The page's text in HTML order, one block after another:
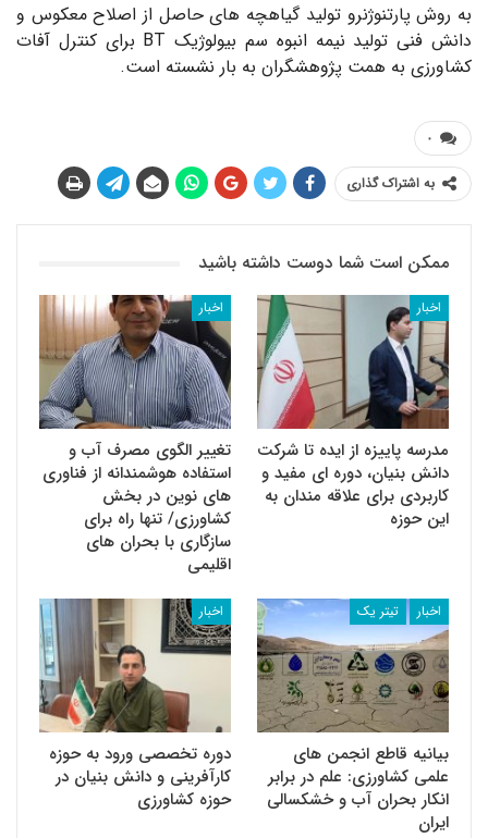
به روش پارتنوژنرو تولید گیاهچه های حاصل از اصلاح معکوس و
دانش فنی تولید نیمه انبوه سم بیولوژیک BT برای کنترل آفات
کشاورزی به همت پژوهشگران به بار نشسته است.
۰
به اشتراک گذاری
ممکن است شما دوست داشته باشید
اخبار
مدرسه پاییزه از ایده تا شرکت
دانش بنیان، دوره ای مفید و
کاربردی برای علاقه مندان به
این حوزه
اخبار
تغییر الگوی مصرف آب و
استفاده هوشمندانه از فناوری
های نوین در بخش
کشاورزی/ تنها راه برای
سازگاری با بحران های
اقلیمی
اخبار تیتر یک
بیانیه قاطع انجمن های
علمی کشاورزی: علم در برابر
انکار بحران آب و خشکسالی
ایران
اخبار
دوره تخصصی ورود به حوزه
کارآفرینی و دانش بنیان در
حوزه کشاورزی